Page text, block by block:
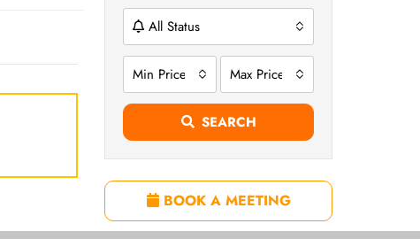
All Status
Min Price Max Price
SEARCH
BOOK A MEETING